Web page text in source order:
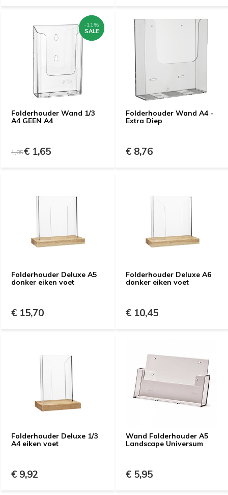
Folderhouder Wand 1/3
A4 GEEN A4
1,85€ 1,65
-11%
SALE
-11%
SALE
Folderhouder Wand A4 -
Extra Diep
€ 8,76
Folderhouder Deluxe A5
donker eiken voet
€ 15,70
Folderhouder Deluxe A6
donker eiken voet
€ 10,45
Folderhouder Deluxe 1/3
A4 eiken voet
€ 9,92
Wand Folderhouder A5
Landscape Universum
€ 5,95